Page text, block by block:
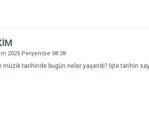
2025 Perşembe 08:28
müzik tarihinde bugün neler yaşandı? İşte tarihin